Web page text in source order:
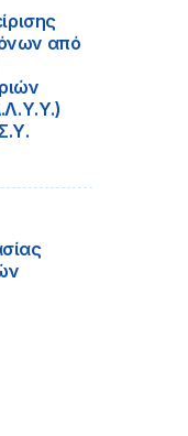
από